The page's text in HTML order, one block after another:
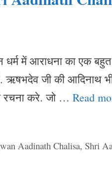
में आराधना का एक बहुत
ऋषभदेव जी की आदिनाथ
रचना करे. जो … Read
Aadinath Chalisa, Shri